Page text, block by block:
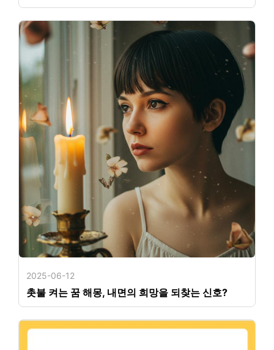
2025-06-12
촛불 켜는 꿈 해몽, 내면의 희망을 되찾는 신호?